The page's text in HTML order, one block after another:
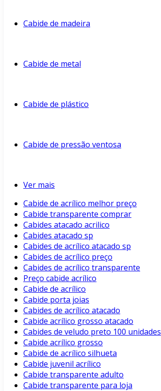
Cabide de madeira
Cabide de metal
Cabide de plástico
Cabide de pressão ventosa
Ver mais
Cabide de acrílico melhor preço
Cabide transparente comprar
Cabides atacado acrilico
Cabides atacado sp
Cabides de acrílico atacado sp
Cabides de acrílico preço
Cabides de acrílico transparente
Preço cabide acrílico
Cabide de acrílico
Cabide porta joias
Cabides de acrílico atacado
Cabide acrílico grosso atacado
Cabides de veludo preto 100 unidades
Cabide acrílico grosso
Cabide de acrílico silhueta
Cabide juvenil acrílico
Cabide transparente adulto
Cabide transparente para loja